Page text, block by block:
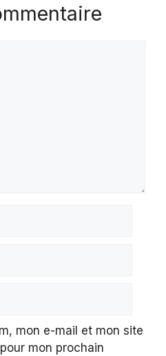
mon e-mail et mon site
mon prochain